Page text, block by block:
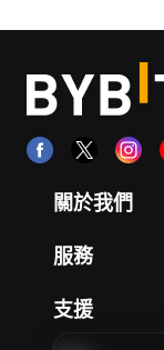
關於我們
服務
支援